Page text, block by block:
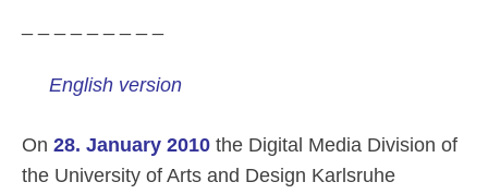
English version
On 28. January 2010 the Digital Media Division of
the University of Arts and Design Karlsruhe